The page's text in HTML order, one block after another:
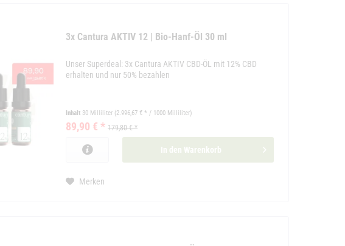
3x Cantura AKTIV 12 | Bio-Hanf-Öl 30 ml
Unser Superdeal: 3x Cantura AKTIV CBD-ÖL mit 12% CBD
erhalten und nur 50% bezahlen
Inhalt 30 Milliliter (2.996,67 € * / 1000 Milliliter)
89,90 € * 179,80 € *
In den Warenkorb
Merken